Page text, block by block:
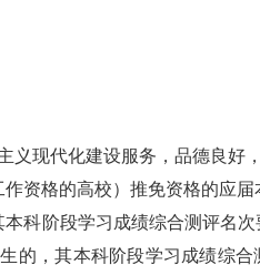
现代化建设服务，品德良好，
格的高校）推免资格的应届
阶段学习成绩综合测评名次
的，其本科阶段学习成绩综合